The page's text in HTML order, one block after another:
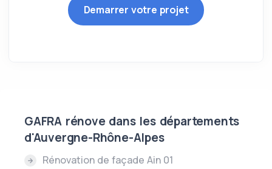
Demarrer votre projet
GAFRA rénove dans les départements
d'Auvergne-Rhône-Alpes
Rénovation de façade Ain 01